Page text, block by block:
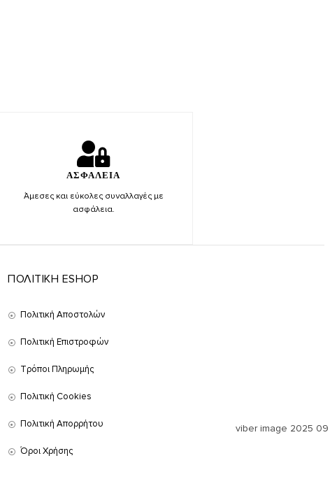
ΑΣΦΑΛΕΙΑ
Άμεσες και εύκολες συναλλαγές με
ασφάλεια.
ΠΟΛΙΤΙΚΗ ESHOP
Πολιτική Αποστολών
Πολιτική Επιστροφών
Τρόποι Πληρωμής
Πολιτική Cookies
Πολιτική Απορρήτου
Όροι Χρήσης